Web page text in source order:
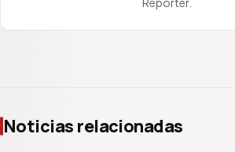
Noticias relacionadas